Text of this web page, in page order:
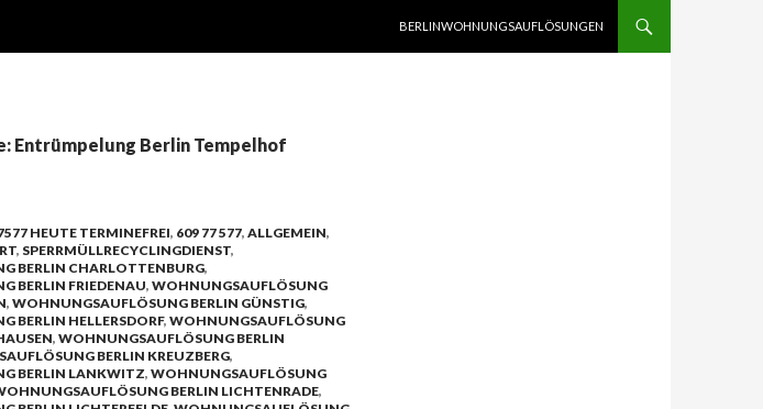
BERLINWOHNUNGSAUFLÖSUNGEN
Entrümpelung Berlin Tempelhof
HEUTE TERMINEFREI, 609 77 577, ALLGEMEIN,
, SPERRMÜLLRECYCLINGDIENST,
BERLIN CHARLOTTENBURG,
BERLIN FRIEDENAU, WOHNUNGSAUFLÖSUNG
, WOHNUNGSAUFLÖSUNG BERLIN GÜNSTIG,
BERLIN HELLERSDORF, WOHNUNGSAUFLÖSUNG
, WOHNUNGSAUFLÖSUNG BERLIN
BERLIN KREUZBERG,
BERLIN LANKWITZ, WOHNUNGSAUFLÖSUNG
BERLIN LICHTENRADE,